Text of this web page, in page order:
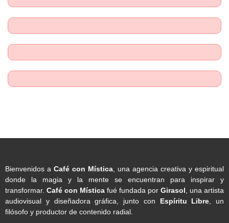
Bienvenidos a Café con Mística, una agencia creativa y espiritual
donde la magia y la mente se encuentran para inspirar y
transformar. Café con Mística fué fundada por Girasol, una artista
audiovisual y diseñadora gráfica, junto con Espíritu Libre, un
filósofo y productor de contenido radial.